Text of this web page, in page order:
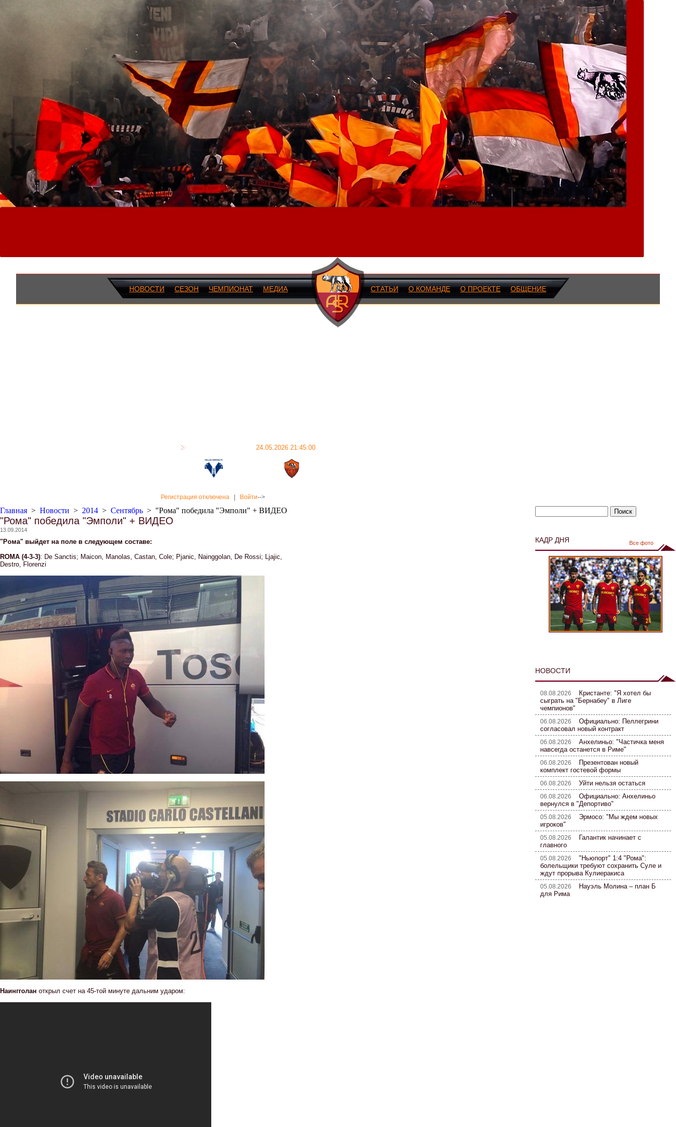
НОВОСТИ СЕЗОН ЧЕМПИОНАТ МЕДИА СТАТЬИ О КОМАНДЕ О ПРОЕКТЕ ОБЩЕНИЕ
24.05.2026 21:45:00
Регистрация отключена Войти-->
Главная > Новости > 2014 > Сентябрь > "Рома" победила "Эмполи" + ВИДЕО
"Рома" победила "Эмполи" + ВИДЕО
13.09.2014
"Рома" выйдет на поле в следующем составе:
ROMA (4-3-3): De Sanctis; Maicon, Manolas, Castan, Cole; Pjanic, Nainggolan, De Rossi; Ljajic,
Destro, Florenzi
Наингголан открыл счет на 45-той минуте дальним ударом:
КАДР ДНЯ Все фото
НОВОСТИ
08.08.2026
Кристанте: "Я хотел бы
сыграть на "Бернабеу" в Лиге
чемпионов"
06.08.2026 Официально: Пеллегрини
согласовал новый контракт
06.08.2026 Анхелиньо: "Частичка меня
навсегда останется в Риме"
06.08.2026
Презентован новый
комплект гостевой формы
06.08.2026 Уйти нельзя остаться
06.08.2026 Официально: Анхелиньо
вернулся в "Депортиво"
05.08.2026 Эрмосо: "Мы ждем новых
игроков"
05.08.2026
Галантик начинает с
главного
05.08.2026 "Ньюпорт" 1:4 "Рома":
болельщики требуют сохранить Суле и
ждут прорыва Кулиеракиса
05.08.2026
Науэль Молина – план Б
для Рима